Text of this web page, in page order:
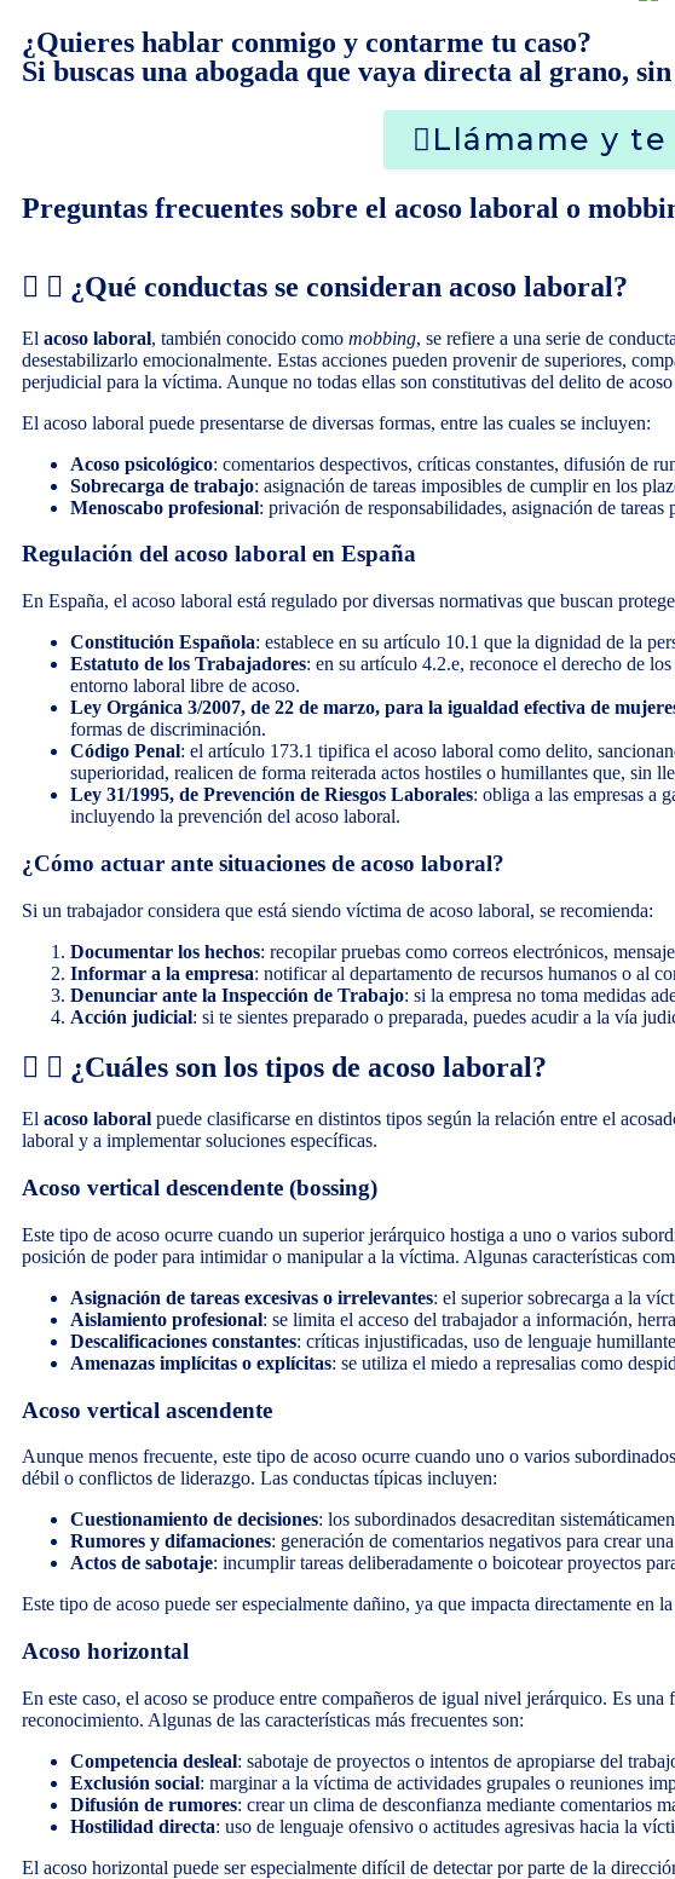
¿Quieres hablar conmigo y contarme tu caso?
Si buscas una abogada que vaya directa al grano,
Llámame y
Preguntas frecuentes sobre el acoso laboral o
¿Qué conductas se consideran acoso laboral?
El acoso laboral, también conocido como mobbing, se refiere a una serie de
desestabilizarlo emocionalmente. Estas acciones pueden provenir de superiores,
perjudicial para la víctima. Aunque no todas ellas son constitutivas del delito de
El acoso laboral puede presentarse de diversas formas, entre las cuales se incluyen:
Acoso psicológico: comentarios despectivos, críticas constantes, difusión de
Sobrecarga de trabajo: asignación de tareas imposibles de cumplir en los
Menoscabo profesional: privación de responsabilidades, asignación de
Regulación del acoso laboral en España
En España, el acoso laboral está regulado por diversas normativas que buscan
Constitución Española: establece en su artículo 10.1 que la dignidad de la
Estatuto de los Trabajadores: en su artículo 4.2.e, reconoce el derecho de
entorno laboral libre de acoso.
Ley Orgánica 3/2007, de 22 de marzo, para la igualdad efectiva de
formas de discriminación.
Código Penal: el artículo 173.1 tipifica el acoso laboral como delito,
superioridad, realicen de forma reiterada actos hostiles o humillantes que, sin
Ley 31/1995, de Prevención de Riesgos Laborales: obliga a las empresas a
incluyendo la prevención del acoso laboral.
¿Cómo actuar ante situaciones de acoso laboral?
Si un trabajador considera que está siendo víctima de acoso laboral, se recomienda:
Documentar los hechos: recopilar pruebas como correos electrónicos,
Informar a la empresa: notificar al departamento de recursos humanos o al
Denunciar ante la Inspección de Trabajo: si la empresa no toma medidas
Acción judicial: si te sientes preparado o preparada, puedes acudir a la vía
¿Cuáles son los tipos de acoso laboral?
El acoso laboral puede clasificarse en distintos tipos según la relación entre el
laboral y a implementar soluciones específicas.
Acoso vertical descendente (bossing)
Este tipo de acoso ocurre cuando un superior jerárquico hostiga a uno o varios
posición de poder para intimidar o manipular a la víctima. Algunas características
Asignación de tareas excesivas o irrelevantes: el superior sobrecarga a la
Aislamiento profesional: se limita el acceso del trabajador a información,
Descalificaciones constantes: críticas injustificadas, uso de lenguaje
Amenazas implícitas o explícitas: se utiliza el miedo a represalias como
Acoso vertical ascendente
Aunque menos frecuente, este tipo de acoso ocurre cuando uno o varios
débil o conflictos de liderazgo. Las conductas típicas incluyen:
Cuestionamiento de decisiones: los subordinados desacreditan
Rumores y difamaciones: generación de comentarios negativos para crear
Actos de sabotaje: incumplir tareas deliberadamente o boicotear proyectos
Este tipo de acoso puede ser especialmente dañino, ya que impacta directamente en
Acoso horizontal
En este caso, el acoso se produce entre compañeros de igual nivel jerárquico. Es
reconocimiento. Algunas de las características más frecuentes son:
Competencia desleal: sabotaje de proyectos o intentos de apropiarse del
Exclusión social: marginar a la víctima de actividades grupales o reuniones
Difusión de rumores: crear un clima de desconfianza mediante comentarios
Hostilidad directa: uso de lenguaje ofensivo o actitudes agresivas hacia la
El acoso horizontal puede ser especialmente difícil de detectar por parte de la